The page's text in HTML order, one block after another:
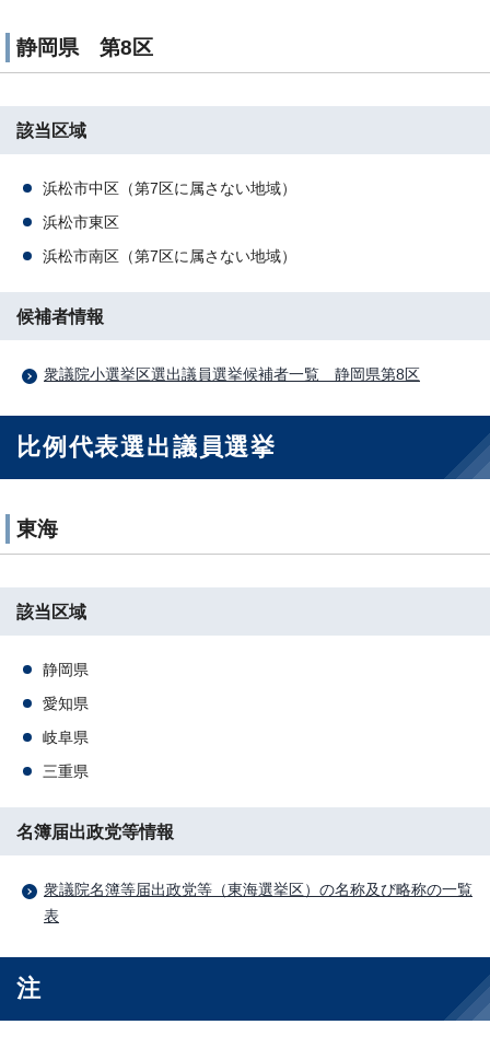
静岡県 第8区
該当区域
浜松市中区（第7区に属さない地域）
浜松市東区
浜松市南区（第7区に属さない地域）
候補者情報
衆議院小選挙区選出議員選挙候補者一覧 静岡県第8区
比例代表選出議員選挙
東海
該当区域
静岡県
愛知県
岐阜県
三重県
名簿届出政党等情報
衆議院名簿等届出政党等（東海選挙区）の名称及び略称の一覧
表
注